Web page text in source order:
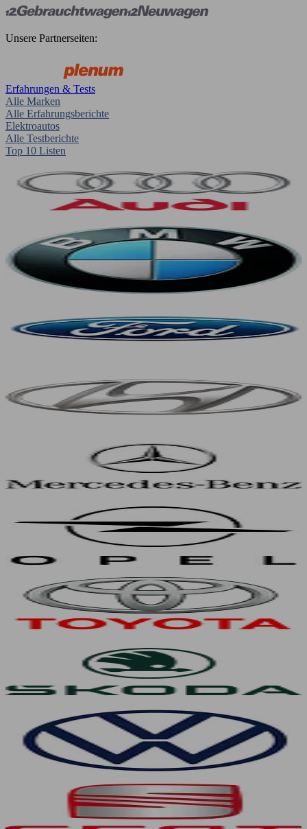
Unsere Partnerseiten:
Erfahrungen & Tests
Alle Marken
Alle Erfahrungsberichte
Elektroautos
Alle Testberichte
Top 10 Listen